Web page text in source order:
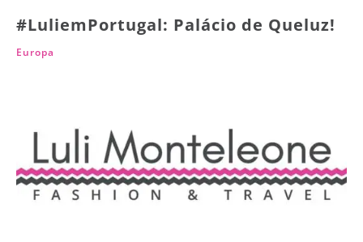
#LuliemPortugal: Palácio de Queluz!
Europa